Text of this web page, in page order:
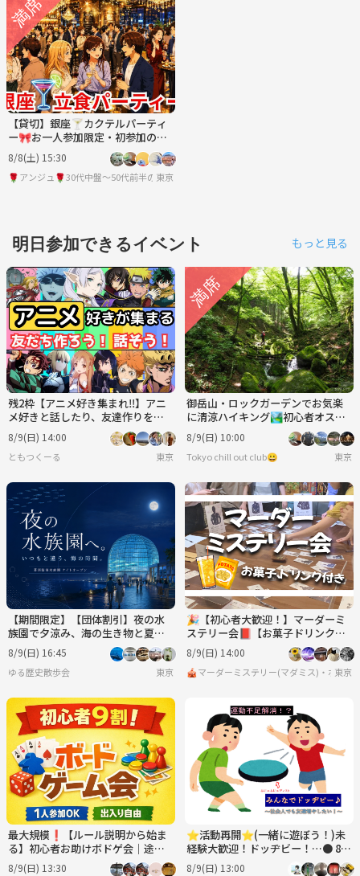
【貸切】銀座🍸カクテルパーティ
ー🎀お一人参加限定・初参加の方
大歓迎😀30代中盤～40代の方限定
8/8(土) 15:30
🌹アンジュ🌹30代中盤～50代前半の友達作りサークル
東京
明日参加できるイベント もっと見る
残2枠【アニメ好き集まれ‼️】アニ
メ好きと話したり、友達作りをし
よう✨️【🔰新規大歓迎】【20代30
代】
8/9(日) 14:00
ともつくーる 東京
御岳山・ロックガーデンでお気楽
に清涼ハイキング🏞初心者オスス
メコース🔰
8/9(日) 10:00
Tokyo chill out club😀 東京
【期間限定】【団体割引】夜の水
族園で夕涼み、海の生き物と夏の
ひんやり時間を楽しもう🐟✨
8/9(日) 16:45
ゆる歴史散歩会 東京
🎉【初心者大歓迎！】マーダーミ
ステリー会📕【お菓子ドリンク
付】【ボードゲーム、マダミス】
8/9(日) 14:00
🎪マーダーミステリー(マダミス)・ボード
東京
最大規模❗️【ルール説明から始ま
る】初心者お助けボドゲ会｜途中
参加OK 8/9
8/9(日) 13:30
⭐︎活動再開⭐︎(一緒に遊ぼう！)未
経験大歓迎！ドッヂビー！…● 8月
9日(日)13:00〜
8/9(日) 13:00